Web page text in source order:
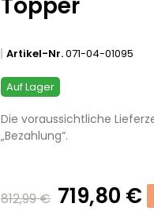
Artikel-Nr.071-04-01095
Auf Lager
Die voraussichtliche
„Bezahlung“.
812,99 € 719,80 €